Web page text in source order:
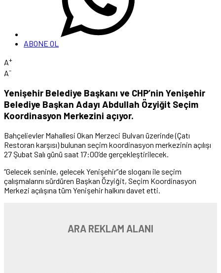
ABONE OL
A+
A-
Yenişehir Belediye Başkanı ve CHP’nin Yenişehir
Belediye Başkan Adayı Abdullah Özyiğit Seçim
Koordinasyon Merkezini açıyor.
Bahçelievler Mahallesi Okan Merzeci Bulvarı üzerinde (Çatı
Restoran karşısı) bulunan seçim koordinasyon merkezinin açılışı
27 Şubat Salı günü saat 17:00’de gerçekleştirilecek.
“Gelecek seninle, gelecek Yenişehir”de sloganı ile seçim
çalışmalarını sürdüren Başkan Özyiğit, Seçim Koordinasyon
Merkezi açılışına tüm Yenişehir halkını davet etti.
ARA REKLAM ALANI